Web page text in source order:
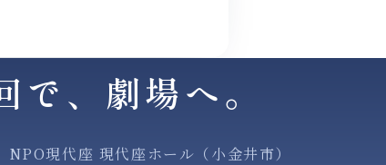
で、劇場へ。
現代座 現代座ホール （小金井市）